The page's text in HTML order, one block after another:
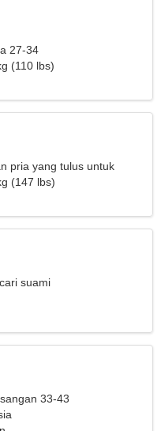
27-34
(110 lbs)
pria yang tulus untuk
(147 lbs)
suami
33-43